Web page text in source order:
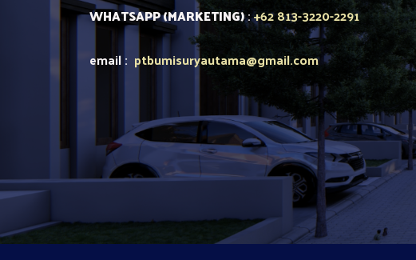
WHATSAPP (MARKETING):+62 813-3220-2291
email : ptbumisuryautama@gmail.com